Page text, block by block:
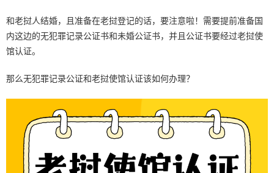
和老挝人结婚，且准备在老挝登记的话，要注意啦！需要提前准备国
内这边的无犯罪记录公证书和未婚公证书，并且公证书要经过老挝使
馆认证。
那么无犯罪记录公证和老挝使馆认证该如何办理？